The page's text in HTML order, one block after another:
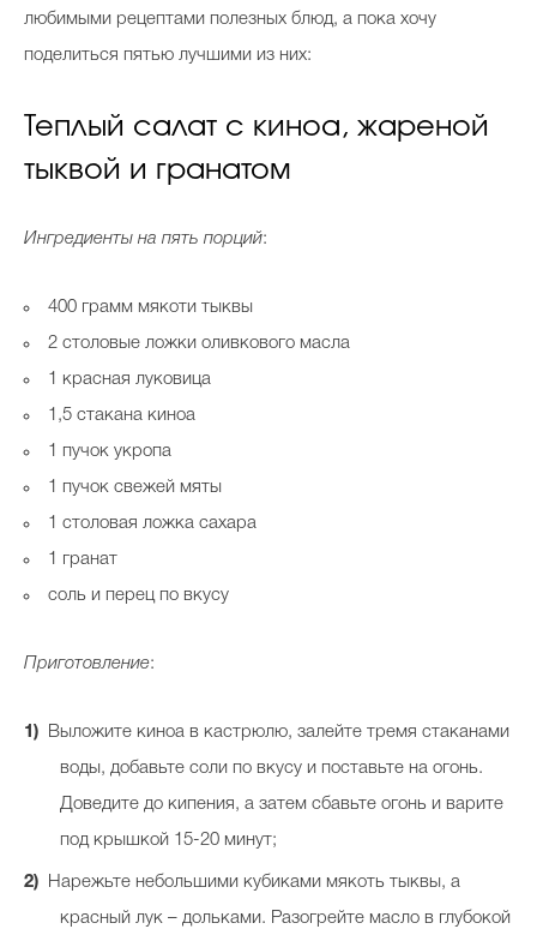
любимыми рецептами полезных блюд, а пока хочу
поделиться пятью лучшими из них:
Теплый салат с киноа, жареной
тыквой и гранатом
Ингредиенты на пять порций:
400 грамм мякоти тыквы
2 столовые ложки оливкового масла
1 красная луковица
1,5 стакана киноа
1 пучок укропа
1 пучок свежей мяты
1 столовая ложка сахара
1 гранат
соль и перец по вкусу
Приготовление:
Выложите киноа в кастрюлю, залейте тремя стаканами
воды, добавьте соли по вкусу и поставьте на огонь.
Доведите до кипения, а затем сбавьте огонь и варите
под крышкой 15-20 минут;
Нарежьте небольшими кубиками мякоть тыквы, а
красный лук – дольками. Разогрейте масло в глубокой